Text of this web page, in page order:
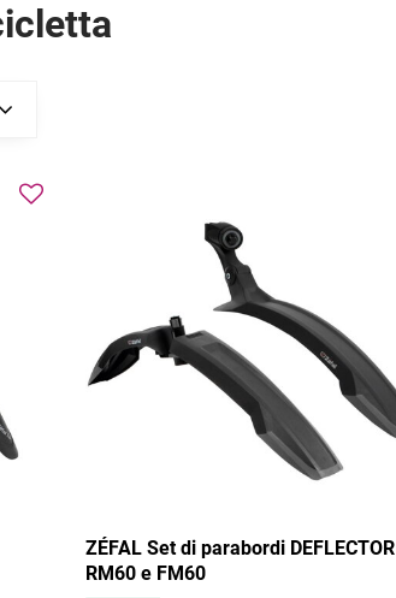
ZÉFAL Set di parabordi DEFLECTOR
RM60 e FM60